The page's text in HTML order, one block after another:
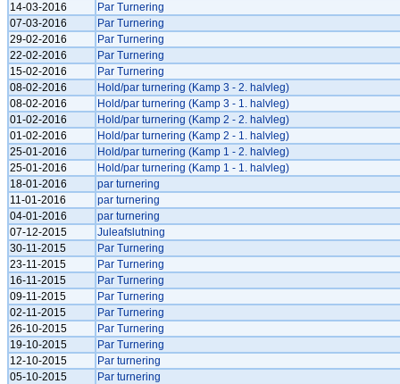
14-03-2016
Par Turnering
07-03-2016
Par Turnering
29-02-2016
Par Turnering
22-02-2016
Par Turnering
15-02-2016
Par Turnering
08-02-2016
Hold/par turnering (Kamp 3 - 2. halvleg)
08-02-2016
Hold/par turnering (Kamp 3 - 1. halvleg)
01-02-2016
Hold/par turnering (Kamp 2 - 2. halvleg)
01-02-2016
Hold/par turnering (Kamp 2 - 1. halvleg)
25-01-2016
Hold/par turnering (Kamp 1 - 2. halvleg)
25-01-2016
Hold/par turnering (Kamp 1 - 1. halvleg)
18-01-2016
par turnering
11-01-2016
par turnering
04-01-2016
par turnering
07-12-2015
Juleafslutning
30-11-2015
Par Turnering
23-11-2015
Par Turnering
16-11-2015
Par Turnering
09-11-2015
Par Turnering
02-11-2015
Par Turnering
26-10-2015
Par Turnering
19-10-2015
Par Turnering
12-10-2015
Par turnering
05-10-2015
Par turnering